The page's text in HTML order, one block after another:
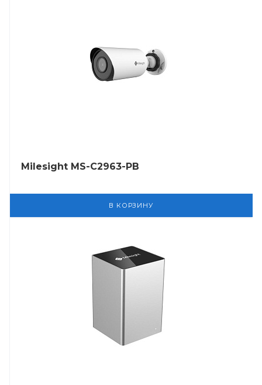
Milesight MS-C2963-PB
В КОРЗИНУ